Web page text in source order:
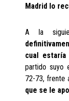
Madrid lo
A la
cual
partido suyo
72-73, frente
que se le